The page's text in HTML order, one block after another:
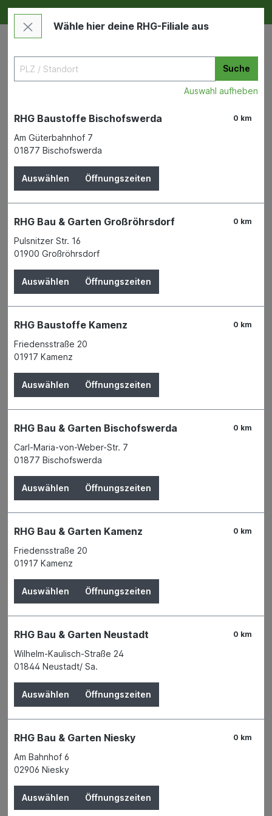
Deine RHG NEU ERLEBEN
Gartenmaschinen
Ersatzkette für GE-LC 36/35
Li-Solo Kettensägen-Zubehör
Der Preis wird erst nach Wahl einer Filiale
angezeigt.
Zum Merkzettel hinzufügen
Verfügbar in 11 Filialen
Name
Einhell Germany AG
Telefon
+49 9951 942 - 0
WEEE-Reg.-Nr.
74967648
Einhell – Die leistungsstarken
MöglichMacher
Seit der Gründung 1964 ist Einhell ein kompetenter Partner
Wähle hier deine RHG-Filiale aus
Suche
Auswahl aufheben
0 km
RHG Baustoffe Bischofswerda
Am Güterbahnhof 7
01877 Bischofswerda
Auswählen Öffnungszeiten
0 km
RHG Bau & Garten Großröhrsdorf
Pulsnitzer Str. 16
01900 Großröhrsdorf
Auswählen Öffnungszeiten
0 km
RHG Baustoffe Kamenz
Friedensstraße 20
01917 Kamenz
Auswählen Öffnungszeiten
0 km
RHG Bau & Garten Bischofswerda
Carl-Maria-von-Weber-Str. 7
01877 Bischofswerda
Auswählen Öffnungszeiten
0 km
RHG Bau & Garten Kamenz
Friedensstraße 20
01917 Kamenz
Auswählen Öffnungszeiten
0 km
RHG Bau & Garten Neustadt
Wilhelm-Kaulisch-Straße 24
01844 Neustadt/ Sa.
Auswählen Öffnungszeiten
0 km
RHG Bau & Garten Niesky
Am Bahnhof 6
02906 Niesky
Auswählen Öffnungszeiten